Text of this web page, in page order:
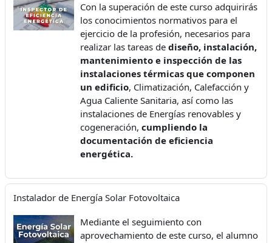
Con la superación de este curso adquirirás
los conocimientos normativos para el
ejercicio de la profesión, necesarios para
realizar las tareas de diseño, instalación,
mantenimiento e inspección de las
instalaciones térmicas que componen
un edificio, Climatización, Calefacción y
Agua Caliente Sanitaria, así como las
instalaciones de Energías renovables y
cogeneración, cumpliendo la
documentación de eficiencia
energética.
Instalador de Energía Solar Fotovoltaica
Mediante el seguimiento con
aprovechamiento de este curso, el alumno